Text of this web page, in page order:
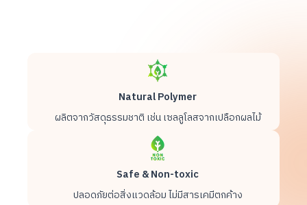
Natural Polymer
ผลิตจากวัสดุธรรมชาติ เช่น เซลลูโลสจากเปลือกผลไม้
Safe & Non-toxic
ปลอดภัยต่อสิ่งแวดล้อม ไม่มีสารเคมีตกค้าง